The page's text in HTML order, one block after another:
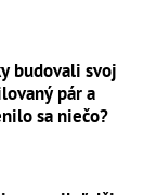
budovali svoj
pár a
sa niečo?